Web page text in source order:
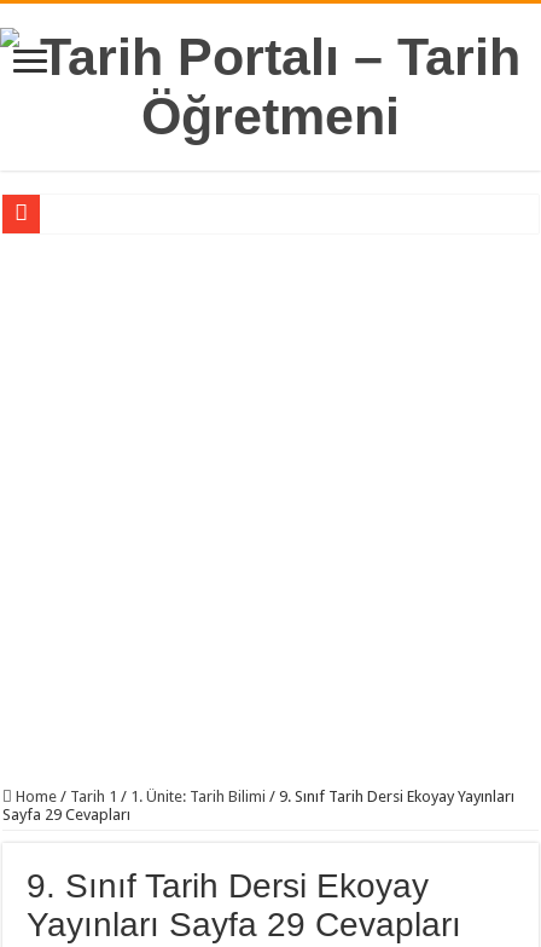
Sancağa Çıkma Usulü (Sancak Sistemi) Nedir?
11. Sınıf Tarih 2. Dönem 1. Yazılı Klasik ve Video Çözümlü
Home / Tarih 1 / 1. Ünite: Tarih Bilimi / 9. Sınıf Tarih Dersi Ekoyay Yayınları
Sayfa 29 Cevapları
9. Sınıf Tarih Dersi Ekoyay
Yayınları Sayfa 29 Cevapları